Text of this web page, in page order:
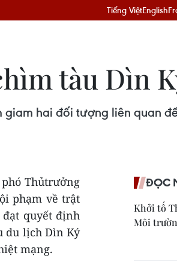
Tiếng ViệtEnglish
tàu Dìn
hai đối tượng liên quan
Thủtrưởng
phạm về trật
đạt quyết định
du lịch Dìn Ký
mạng.
ĐỌC
Khởi tố
Môi